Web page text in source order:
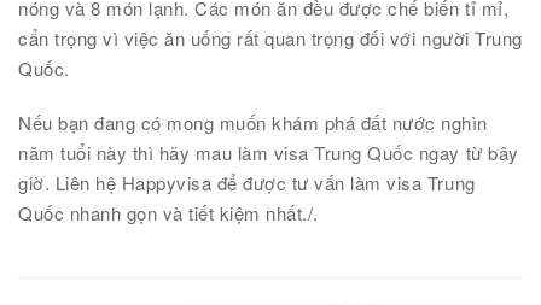
nóng và 8 món lạnh. Các món ăn đều được chế biến tỉ mỉ,
cẩn trọng vì việc ăn uống rất quan trọng đối với người Trung
Quốc.
Nếu bạn đang có mong muốn khám phá đất nước nghìn
năm tuổi này thì hãy mau làm visa Trung Quốc ngay từ bây
giờ. Liên hệ Happyvisa để được tư vấn làm visa Trung
Quốc nhanh gọn và tiết kiệm nhất./.